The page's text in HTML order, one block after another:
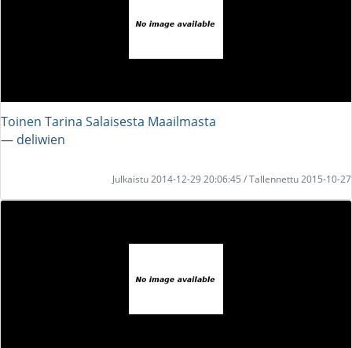
Toinen Tarina Salaisesta Maailmasta
― deliwien
Julkaistu 2014-12-29 20:06:45 / Tallennettu 2015-10-27